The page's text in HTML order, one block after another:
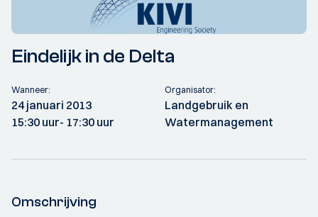
Eindelijk in de Delta
Wanneer:
24 januari 2013
15:30 uur- 17:30 uur
Organisator:
Landgebruik en
Watermanagement
Omschrijving